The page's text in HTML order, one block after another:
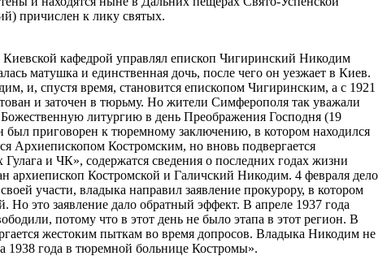
причислен к лику святых.
Киевской кафедрой управлял епископ Чигиринский Никодим
матушка и единственная дочь, после чего он уезжает в Киев.
и, спустя время, становится епископом Чигиринским, а с 1921
и заточен в тюрьму. Но жители Симферополя так уважали
литургию в день Преображения Господня (19
был приговорен к тюремному заключению, в котором находился
Архиепископом Костромским, но вновь подвергается
и ЧК», содержатся сведения о последних годах жизни
архиепископ Костромской и Галичский Никодим. 4 февраля дело
участи, владыка направил заявление прокурору, в котором
Но это заявление дало обратный эффект. В апреле 1937 года
потому что в этот день не было этапа в этот регион. В
жестоким пыткам во время допросов. Владыка Никодим не
1938 года в тюремной больнице Костромы».